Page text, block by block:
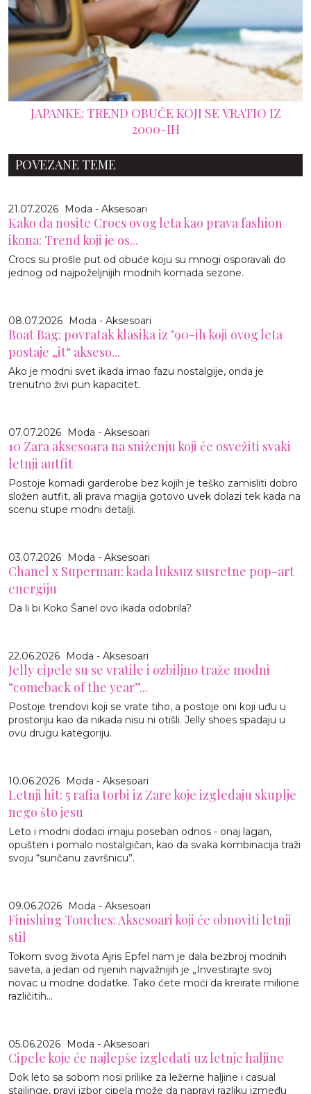
JAPANKE: TREND OBUĆE KOJI SE VRATIO IZ
2000-IH
POVEZANE TEME
21.07.2026 Moda - Aksesoari
Kako da nosite Crocs ovog leta kao prava fashion
ikona: Trend koji je os...
Crocs su prošle put od obuće koju su mnogi osporavali do
jednog od najpoželjnijih modnih komada sezone.
08.07.2026 Moda - Aksesoari
Boat Bag: povratak klasika iz ’90-ih koji ovog leta
postaje „it“ akseso...
Ako je modni svet ikada imao fazu nostalgije, onda je
trenutno živi pun kapacitet.
07.07.2026 Moda - Aksesoari
10 Zara aksesoara na sniženju koji će osvežiti svaki
letnji autfit
Postoje komadi garderobe bez kojih je teško zamisliti dobro
složen autfit, ali prava magija gotovo uvek dolazi tek kada na
scenu stupe modni detalji.
03.07.2026 Moda - Aksesoari
Chanel x Superman: kada luksuz susretne pop-art
energiju
Da li bi Koko Šanel ovo ikada odobrila?
22.06.2026 Moda - Aksesoari
Jelly cipele su se vratile i ozbiljno traže modni
“comeback of the year”...
Postoje trendovi koji se vrate tiho, a postoje oni koji uđu u
prostoriju kao da nikada nisu ni otišli. Jelly shoes spadaju u
ovu drugu kategoriju.
10.06.2026 Moda - Aksesoari
Letnji hit: 5 rafia torbi iz Zare koje izgledaju skuplje
nego što jesu
Leto i modni dodaci imaju poseban odnos - onaj lagan,
opušten i pomalo nostalgičan, kao da svaka kombinacija traži
svoju “sunčanu završnicu”.
09.06.2026 Moda - Aksesoari
Finishing Touches: Aksesoari koji će obnoviti letnji
stil
Tokom svog života Ajris Epfel nam je dala bezbroj modnih
saveta, a jedan od njenih najvažnijih je „Investirajte svoj
novac u modne dodatke. Tako ćete moći da kreirate milione
različitih...
05.06.2026 Moda - Aksesoari
Cipele koje će najlepše izgledati uz letnje haljine
Dok leto sa sobom nosi prilike za ležerne haljine i casual
stajlinge, pravi izbor cipela može da napravi razliku između